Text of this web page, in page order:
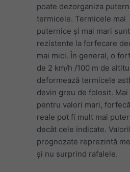
poate dezorganiza
termicele. Termicele mai
puternice și mai mari
rezistente la forfecare
mai mici. În general, o
de 2 km/h /100 m de
deformează termicele
devin greu de folosit. Mai
pentru valori mari,
reale pot fi mult mai
decât cele indicate.
prognozate reprezintă
și nu surprind rafalele.